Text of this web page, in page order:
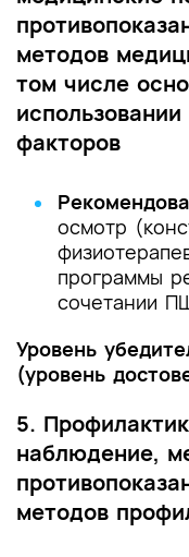
методов
том числе
факторов
осмотр
программы
сочетании
Уровень
(уровень
5.
наблюдение,
методов